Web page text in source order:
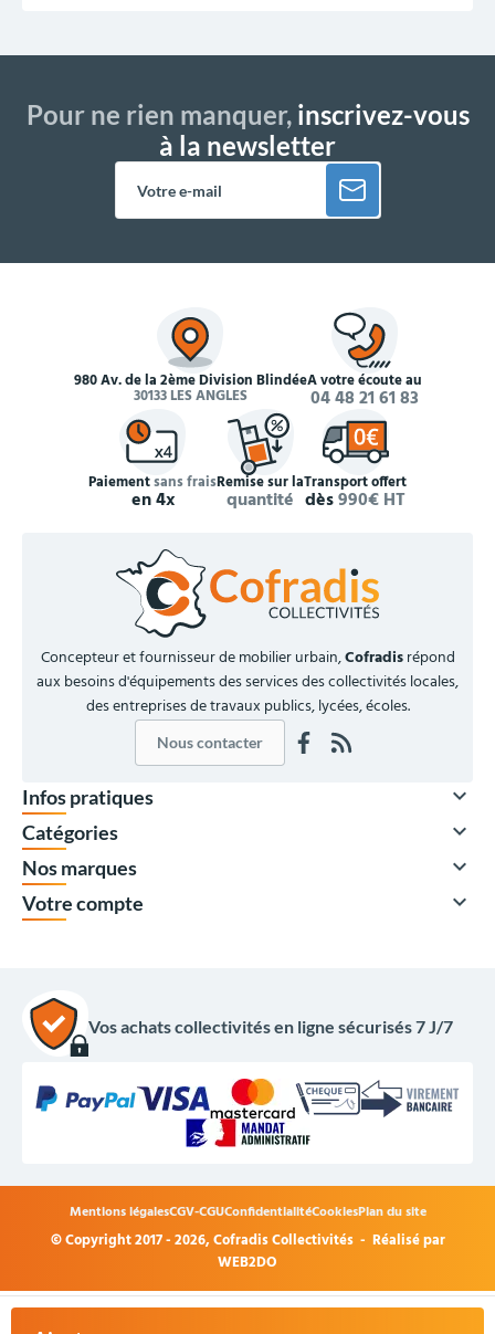
178,00 €HT
Coloris :
Pour ne rien manquer,inscrivez-vous
à la newsletter
980 Av. de la 2ème Division Blindée
30133 LES ANGLES
À votre écoute au
04 48 21 61 83
Paiementsans frais
en 4x
Remise sur la
quantité
Transport offert
dès990€ HT
Concepteur et fournisseur de mobilier urbain,Cofradisrépond
aux besoins d'équipements des services des collectivités locales,
des entreprises de travaux publics, lycées, écoles.
Nous contacter
Infos pratiques 
Catégories 
Nos marques 
Votre compte 
Vos achats collectivités en ligne sécurisés 7 J/7
© Copyright 2017 - 2026,Cofradis Collectivités - Réalisé par
WEB2DO
Mentions légalesCGV-CGUConfidentialitéCookiesPlan du site